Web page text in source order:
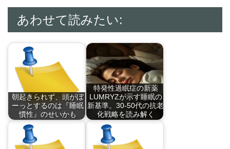
あわせて読みたい:
朝起きられず、頭がぼ
ーっとするのは『睡眠
慣性』のせいかも
睡眠慣性(または睡
眠…
特発性過眠症の新薬
LUMRYZが示す睡眠の
新基準。30-50代の抗老
化戦略を読み解く
いくら寝ても眠い…
そ…